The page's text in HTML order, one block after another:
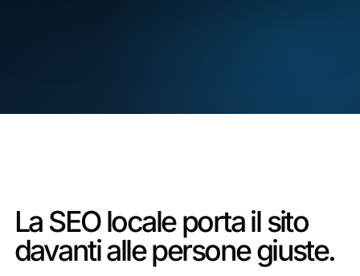
La SEO locale porta il sito
davanti alle persone giuste.